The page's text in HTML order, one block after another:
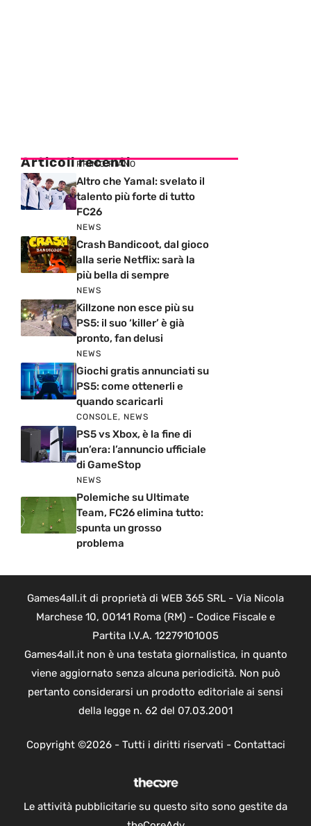
Articoli recenti
PRIMO PIANO
Altro che Yamal: svelato il
talento più forte di tutto
FC26
NEWS
Crash Bandicoot, dal gioco
alla serie Netflix: sarà la
più bella di sempre
NEWS
Killzone non esce più su
PS5: il suo ‘killer’ è già
pronto, fan delusi
NEWS
Giochi gratis annunciati su
PS5: come ottenerli e
quando scaricarli
CONSOLE, NEWS
PS5 vs Xbox, è la fine di
un’era: l’annuncio ufficiale
di GameStop
NEWS
Polemiche su Ultimate
Team, FC26 elimina tutto:
spunta un grosso
problema
Games4all.it di proprietà di WEB 365 SRL - Via Nicola
Marchese 10, 00141 Roma (RM) - Codice Fiscale e
Partita I.V.A. 12279101005
Games4all.it non è una testata giornalistica, in quanto
viene aggiornato senza alcuna periodicità. Non può
pertanto considerarsi un prodotto editoriale ai sensi
della legge n. 62 del 07.03.2001
Copyright ©2026 - Tutti i diritti riservati - Contattaci
Le attività pubblicitarie su questo sito sono gestite da